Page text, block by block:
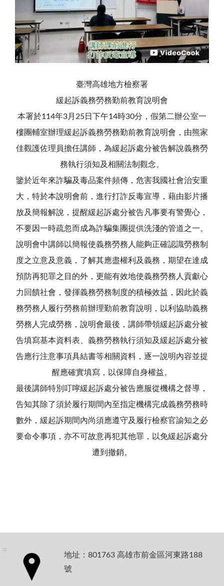
臺灣高雄地方檢察署
緩起訴義務勞務勤前教育說明會
本署於114年3月25日下午14時30分，假第二辦公室一
樓團輔室辦理緩起訴義務勞務勤前教育說明會，由熊家
佳觀護佐理員擔任講師，為緩起訴處分被告解說義務勞
務執行須知及相關法制觀念。
鑒於近年來詐騙及毒品案件頻傳，危害我國社會治安重
大，特於本說明會前，進行打詐反毒宣導，藉由影片播
放及簡報解說，提醒緩起訴處分被告凡事要有警覺心，
不要因一時疏忽而成為詐騙集團提供洗淺的管道之一。
說明會中講師以簡報使義務勞務人能夠正確認識勞務制
度之立意及意義，了解其應盡權利及義務，期望在達成
預防再犯罪之目的外，更能有效地使義務勞務人貢獻心
力回饋社會，發揮義務勞務制度的積極效益，因此於義
務勞務人履行勞務前辦理勤前教育說明，以利協助義務
勞務人完成勞務，說明會最後，講師帶領緩起訴處分被
告填寫基本資料表、義務勞務執行須知及緩起訴處分被
告應行注意事項具結書等相關資料，逐一說明內容並提
醒應確實填寫，以保障自身權益。
最後講師特別叮嚀緩起訴處分被告應服從機構之督導，
告知其除了須於履行期間內至指定機構完成義務勞務時
數外，緩起訴期間內尚須應遵守及履行檢察官諭知之必
要命令事項，亦不可故意再犯其他罪，以免緩起訴處分
遭到撤銷。
:::
地址：801763 高雄市前金區河東路188
號